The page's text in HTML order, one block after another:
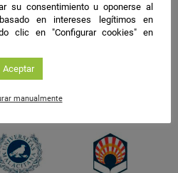
su consentimiento u oponerse al
en intereses legítimos en
clic en "Configurar cookies" en
Aceptar
manualmente